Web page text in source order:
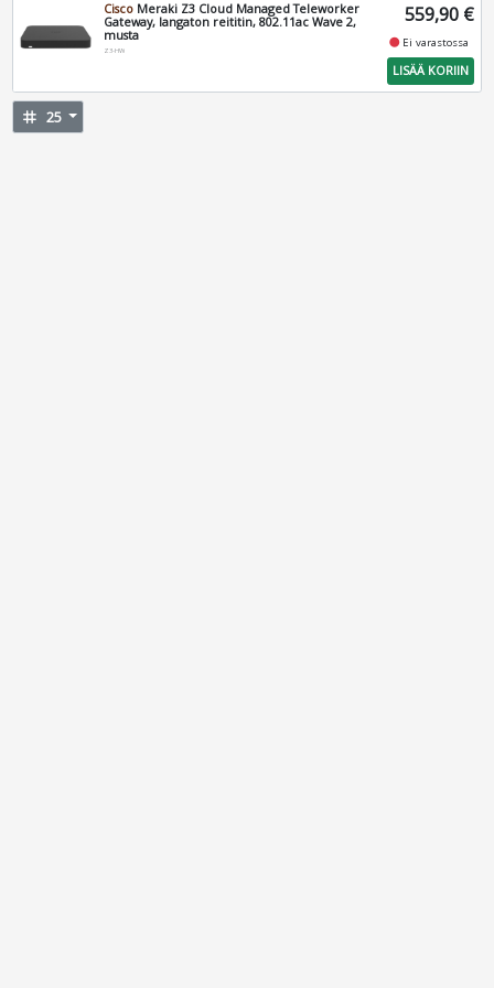
Cisco Meraki Z3 Cloud Managed Teleworker
Gateway, langaton reititin, 802.11ac Wave 2,
musta
Z3-HW
559,90 €
fiber_manual_record Ei varastossa
LISÄÄ KORIIN
tag 25